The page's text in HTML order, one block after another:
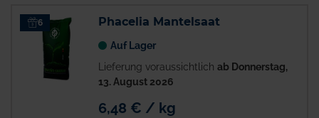
6 Phacelia Mantelsaat
Auf Lager
Lieferung voraussichtlich ab Donnerstag,
13. August 2026
6,48 € / kg